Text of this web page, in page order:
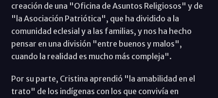
creación de una "Oficina de Asuntos Religiosos" y de
"la Asociación Patriótica", que ha dividido a la
comunidad eclesial y a las familias, y nos ha hecho
pensar en una división "entre buenos y malos",
cuando la realidad es mucho más compleja".
Por su parte, Cristina aprendió "la amabilidad en el
trato" de los indígenas con los que convivía en